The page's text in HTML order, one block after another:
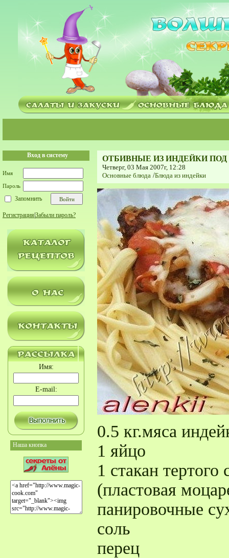
Вход в систему
Имя
Пароль
Запомнить
Регистрация Забыли пароль?
Имя:
E-mail:
Наша кнопка
ОТБИВНЫЕ ИЗ ИНДЕЙКИ
Четверг, 03 Мая 2007г, 12:28
Основные блюда /Блюда из индейки
0.5 кг.мяса
1 яйцо
1 стакан
(пластовая
панировочные
соль
перец